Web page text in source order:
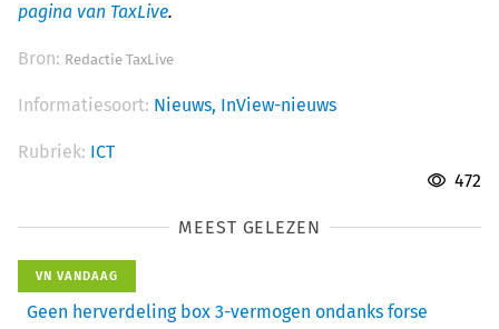
pagina van TaxLive.
Bron: Redactie TaxLive
Informatiesoort: Nieuws, InView-nieuws
Rubriek: ICT
472
MEEST GELEZEN
VN VANDAAG
Geen herverdeling box 3-vermogen ondanks forse